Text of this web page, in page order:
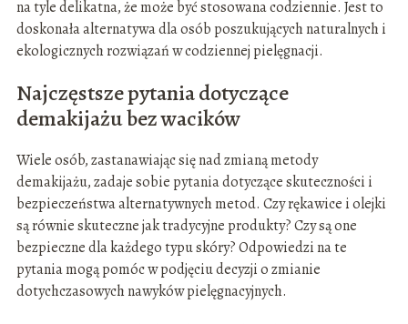
na tyle delikatna, że może być stosowana codziennie. Jest to
doskonała alternatywa dla osób poszukujących naturalnych i
ekologicznych rozwiązań w codziennej pielęgnacji.
Najczęstsze pytania dotyczące
demakijażu bez wacików
Wiele osób, zastanawiając się nad zmianą metody
demakijażu, zadaje sobie pytania dotyczące skuteczności i
bezpieczeństwa alternatywnych metod. Czy rękawice i olejki
są równie skuteczne jak tradycyjne produkty? Czy są one
bezpieczne dla każdego typu skóry? Odpowiedzi na te
pytania mogą pomóc w podjęciu decyzji o zmianie
dotychczasowych nawyków pielęgnacyjnych.